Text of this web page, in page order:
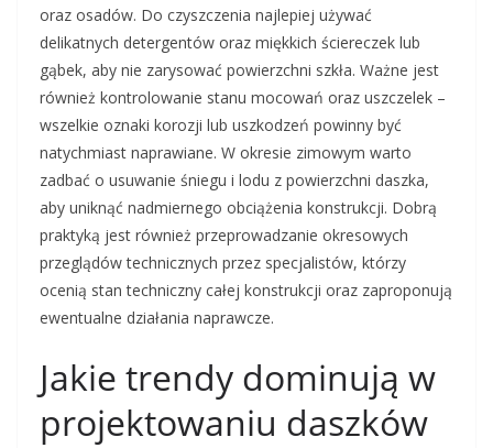
oraz osadów. Do czyszczenia najlepiej używać
delikatnych detergentów oraz miękkich ściereczek lub
gąbek, aby nie zarysować powierzchni szkła. Ważne jest
również kontrolowanie stanu mocowań oraz uszczelek –
wszelkie oznaki korozji lub uszkodzeń powinny być
natychmiast naprawiane. W okresie zimowym warto
zadbać o usuwanie śniegu i lodu z powierzchni daszka,
aby uniknąć nadmiernego obciążenia konstrukcji. Dobrą
praktyką jest również przeprowadzanie okresowych
przeglądów technicznych przez specjalistów, którzy
ocenią stan techniczny całej konstrukcji oraz zaproponują
ewentualne działania naprawcze.
Jakie trendy dominują w
projektowaniu daszków